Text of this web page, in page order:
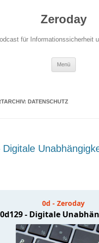
Zeroday
für Informationssicherheit
Menü
DATENSCHUTZ